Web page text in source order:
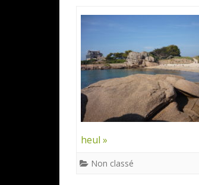
heul »
Non classé